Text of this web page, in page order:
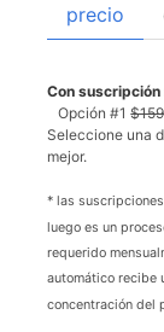
precio
Con
Opción #1$159
Seleccione una
mejor.
* las
luego es un
requerido
automático recibe
concentración del